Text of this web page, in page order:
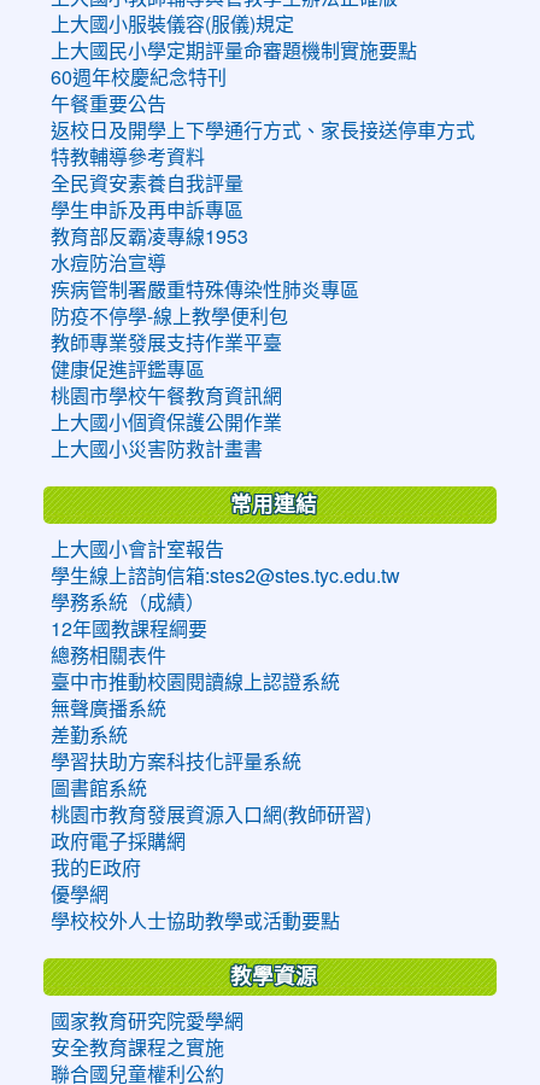
上大國小服裝儀容(服儀)規定
上大國民小學定期評量命審題機制實施要點
60週年校慶紀念特刊
午餐重要公告
返校日及開學上下學通行方式、家長接送停車方式
特教輔導參考資料
全民資安素養自我評量
學生申訴及再申訴專區
教育部反霸凌專線1953
水痘防治宣導
疾病管制署嚴重特殊傳染性肺炎專區
防疫不停學-線上教學便利包
教師專業發展支持作業平臺
健康促進評鑑專區
桃園市學校午餐教育資訊網
上大國小個資保護公開作業
上大國小災害防救計畫書
常用連結
上大國小會計室報告
學生線上諮詢信箱:stes2@stes.tyc.edu.tw
學務系統（成績）
12年國教課程綱要
總務相關表件
臺中市推動校園閱讀線上認證系統
無聲廣播系統
差勤系統
學習扶助方案科技化評量系統
圖書館系統
桃園市教育發展資源入口網(教師研習)
政府電子採購網
我的E政府
優學網
學校校外人士協助教學或活動要點
教學資源
國家教育研究院愛學網
安全教育課程之實施
聯合國兒童權利公約